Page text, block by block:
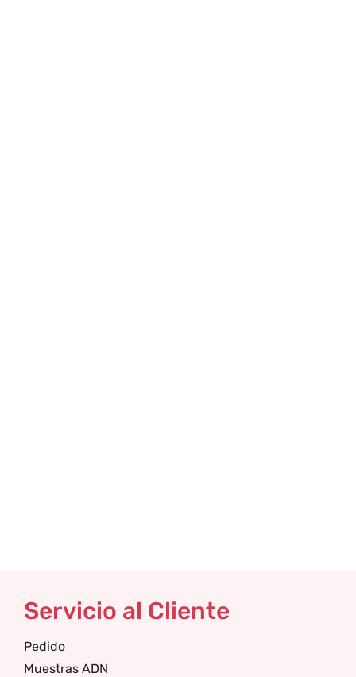
Servicio al Cliente
Pedido
Muestras ADN